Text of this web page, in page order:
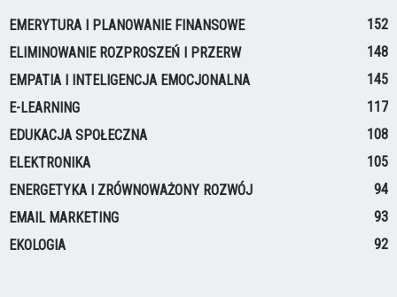
EMERYTURA I PLANOWANIE FINANSOWE
152
ELIMINOWANIE ROZPROSZEŃ I PRZERW
148
EMPATIA I INTELIGENCJA EMOCJONALNA
145
E-LEARNING
117
EDUKACJA SPOŁECZNA
108
ELEKTRONIKA
105
ENERGETYKA I ZRÓWNOWAŻONY ROZWÓJ
94
EMAIL MARKETING
93
EKOLOGIA
92